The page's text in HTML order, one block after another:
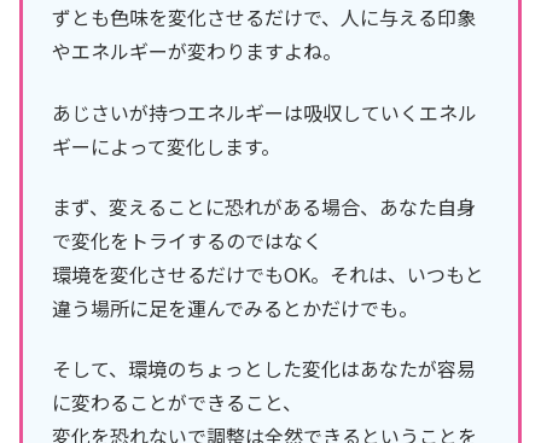
ずとも色味を変化させるだけで、人に与える印象
やエネルギーが変わりますよね。
あじさいが持つエネルギーは吸収していくエネル
ギーによって変化します。
まず、変えることに恐れがある場合、あなた自身
で変化をトライするのではなく
環境を変化させるだけでもOK。それは、いつもと
違う場所に足を運んでみるとかだけでも。
そして、環境のちょっとした変化はあなたが容易
に変わることができること、
変化を恐れないで調整は全然できるということを